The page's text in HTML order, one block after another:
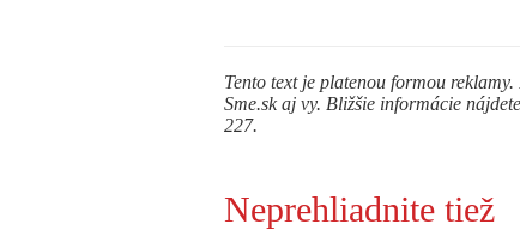
Tento text je platenou formou
Sme.sk aj vy. Bližšie informácie nájdete
227.
Neprehliadnite tiež